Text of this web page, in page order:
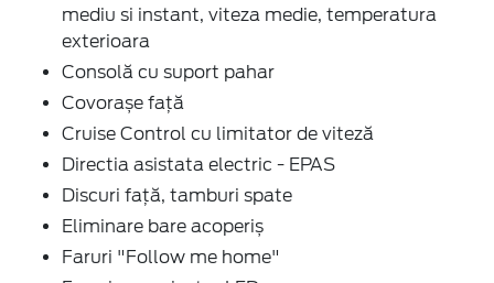
mediu si instant, viteza medie, temperatura
exterioara
Consolă cu suport pahar
Covorașe față
Cruise Control cu limitator de viteză
Directia asistata electric - EPAS
Discuri faţă, tamburi spate
Eliminare bare acoperiș
Faruri "Follow me home"